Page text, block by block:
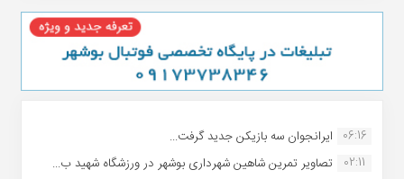
06:16 ایرانجوان سه بازیکن جدید گرفت...
02:11
تصاویر تمرین شاهین شهردارى بوشهر در ورزشگاه شهید ب...